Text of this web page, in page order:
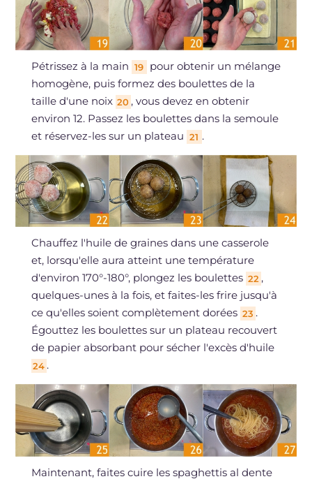
Pétrissez à la main 19
pour obtenir un mélange
homogène, puis formez des boulettes de la
taille d'une noix 20 , vous devez en obtenir
environ 12. Passez les boulettes dans la semoule
et réservez-les sur un plateau 21 .
Chauffez l'huile de graines dans une casserole
et, lorsqu'elle aura atteint une température
d'environ 170°-180°, plongez les boulettes 22 ,
quelques-unes à la fois, et faites-les frire jusqu'à
ce qu'elles soient complètement dorées 23 .
Égouttez les boulettes sur un plateau recouvert
de papier absorbant pour sécher l'excès d'huile
24 .
Maintenant, faites cuire les spaghettis al dente